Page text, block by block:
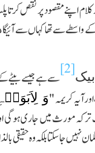
کلام اپنے مقصود پر نقص
سے تھا کہا ں سے آئیگا
[2]سے ہے جیسے بیٹے
کریمہ"وَ
مورث میں جاری ہوگی
جاسکتا بلکہ وہ حقیقی